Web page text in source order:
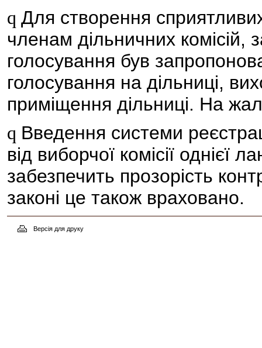
q Для створення
членам дільничних комісій,
голосування був
голосування на дільниці,
приміщення дільниці. На
q Введення системи
від виборчої комісії однієї
забезпечить прозорість
законі це також враховано.
Версія для друку